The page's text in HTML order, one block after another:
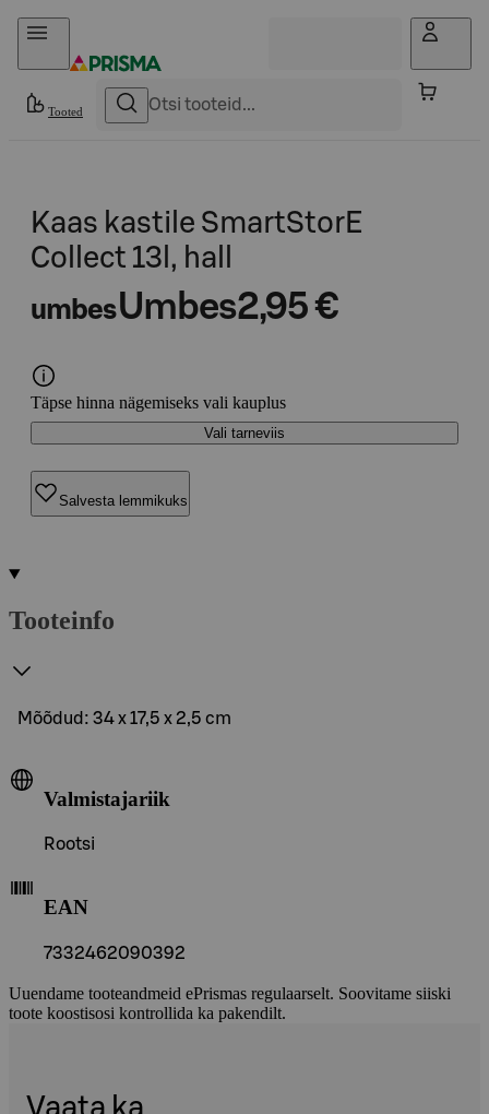
Otse sisu juurde
Tooted
Kaas kastile SmartStorE
Collect 13l, hall
umbesUmbes2,95 €
Täpse hinna nägemiseks vali kauplus
Vali tarneviis
Salvesta lemmikuks
Tooteinfo
Mõõdud: 34 x 17,5 x 2,5 cm
Valmistajariik
Rootsi
EAN
7332462090392
Uuendame tooteandmeid ePrismas regulaarselt. Soovitame siiski
toote koostisosi kontrollida ka pakendilt.
Vaata ka